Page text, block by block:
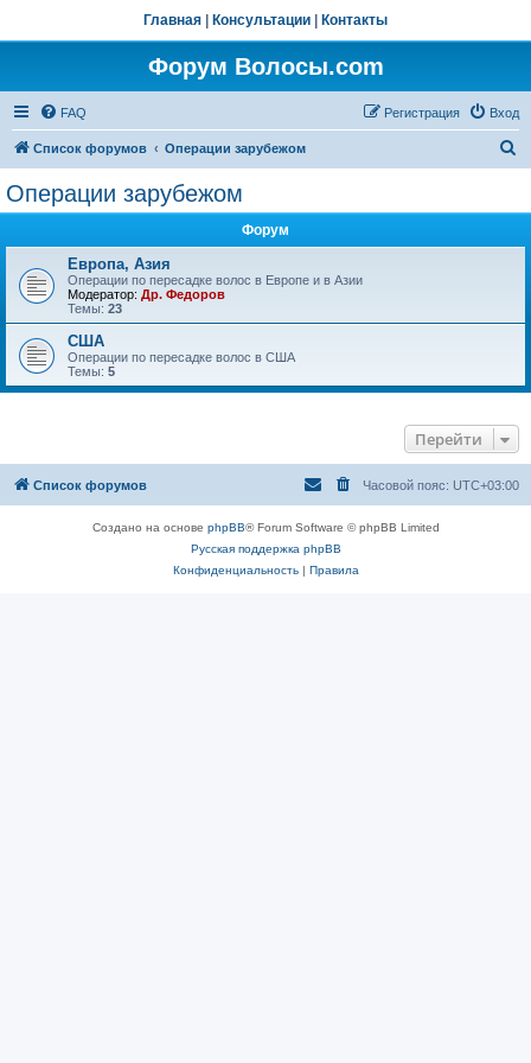
Главная Консультации Контакты
Форум Волосы.com
FAQ Вход
Регистрация
Список форумов Операции зарубежом
Операции зарубежом
Форум
Европа, Азия
Операции по пересадке волос в Европе и в Азии
Модератор: Др. Федоров
Темы: 23
США
Операции по пересадке волос в США
Темы: 5
Перейти
Список форумов Часовой пояс: UTC+03:00
Создано на основе phpBB® Forum Software © phpBB Limited
Русская поддержка phpBB
Конфиденциальность| Правила